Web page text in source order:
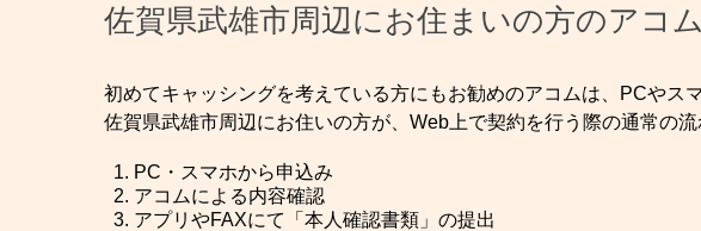
佐賀県武雄市周辺にお住まいの方のアコ
初めてキャッシングを考えている方にもお勧めのアコムは、PCやス
佐賀県武雄市周辺にお住いの方が、Web上で契約を行う際の通常の流
PC・スマホから申込み
アコムによる内容確認
アプリやFAXにて「本人確認書類」の提出